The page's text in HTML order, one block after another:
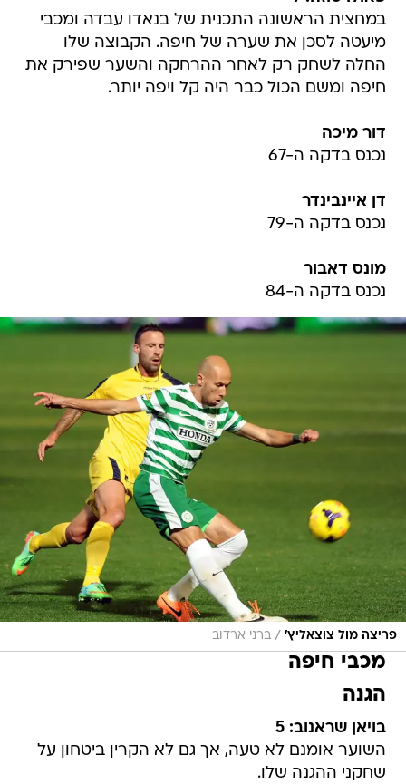
במחצית הראשונה התכנית של בנאדו עבדה ומכבי
מיעטה לסכן את שערה של חיפה. הקבוצה שלו
החלה לשחק רק לאחר ההרחקה והשער שפירק את
חיפה ומשם הכול כבר היה קל ויפה יותר.
דור מיכה
נכנס בדקה ה-67
דן איינבינדר
נכנס בדקה ה-79
מונס דאבור
נכנס בדקה ה-84
פריצה מול צוצאליץ' / ברני ארדוב
מכבי חיפה
הגנה
בויאן שראנוב: 5
השוער אומנם לא טעה, אך גם לא הקרין ביטחון על
שחקני ההגנה שלו.